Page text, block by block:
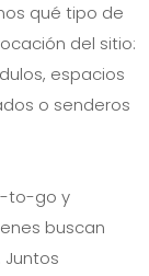
qué tipo de
del sitio:
espacios
o senderos
to-go y
buscan